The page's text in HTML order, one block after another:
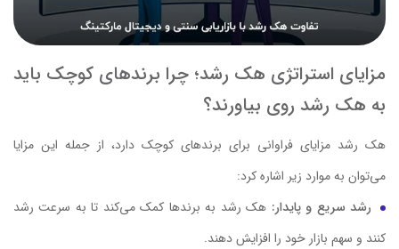
مزایای استراتژی هک رشد؛ چرا برندهای کوچک باید
به هک رشد روی بیاورند؟
هک رشد مزایای فراوانی برای برندهای کوچک دارد، از جمله این مزایا
می‌توان به موارد زیر اشاره کرد:
رشد سریع و پایدار: هک رشد به برندها کمک می‌کند تا به سرعت رشد
کنند و سهم بازار خود را افزایش دهند.